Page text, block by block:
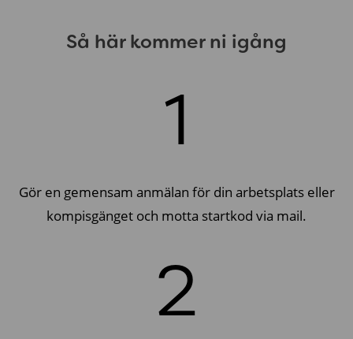
Så här kommer ni igång
1
Gör en gemensam anmälan för din arbetsplats eller
kompisgänget och motta startkod via mail.
2